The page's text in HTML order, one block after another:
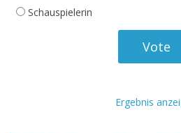
Schauspielerin
Ergebnis